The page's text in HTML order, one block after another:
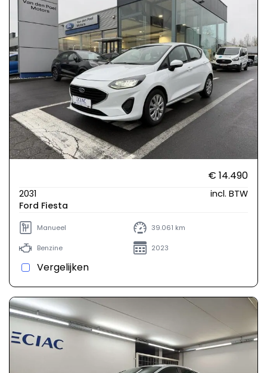
€ 14.490
2031
incl. BTW
Ford Fiesta
Manueel 39.061 km
Benzine 2023
Vergelijken